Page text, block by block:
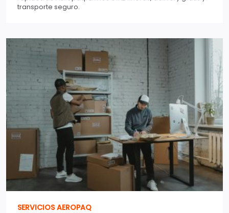
transporte seguro.
SERVICIOS AEROPAQ